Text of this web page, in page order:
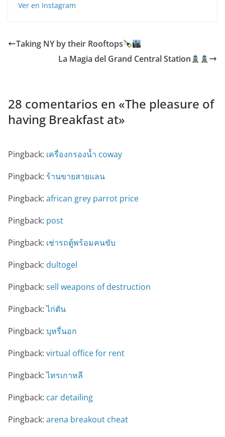
Ver en Instagram
Taking NY by their Rooftops
La Magia del Grand Central Station
28 comentarios en «The pleasure of
having Breakfast at»
Pingback: เครื่องกรองน้ำ coway
Pingback: ร้านขายสายแลน
Pingback: african grey parrot price
Pingback: post
Pingback: เช่ารถตู้พร้อมคนขับ
Pingback: dultogel
Pingback: sell weapons of destruction
Pingback:ไก่ตัน
Pingback: บุหรี่นอก
Pingback: virtual office for rent
Pingback:ไทรเกาหลี
Pingback: car detailing
Pingback: arena breakout cheat